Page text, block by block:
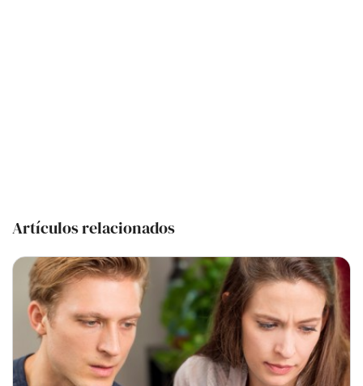
Artículos relacionados